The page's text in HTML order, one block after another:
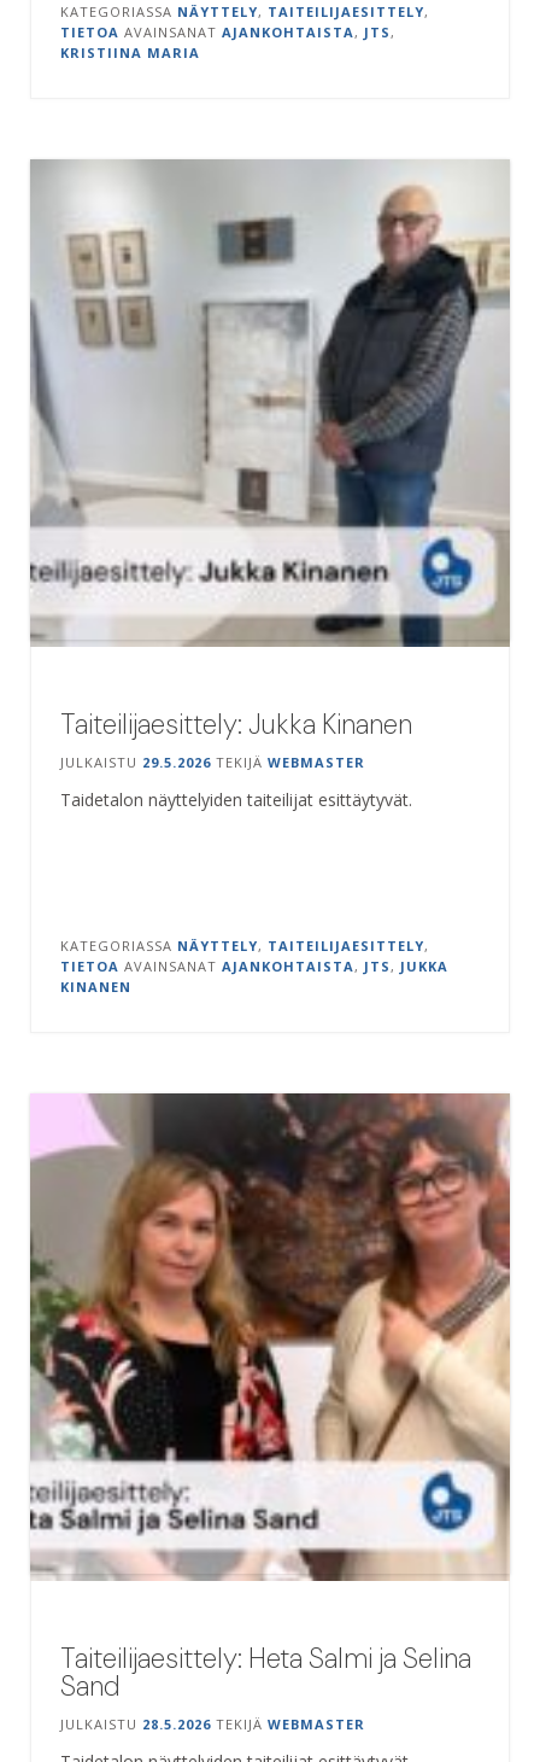
KATEGORIASSA NÄYTTELY, TAITEILIJAESITTELY,
TIETOA AVAINSANAT AJANKOHTAISTA , JTS ,
KRISTIINA MARIA
Taiteilijaesittely: Jukka Kinanen
JULKAISTU 29.5.2026 TEKIJÄ WEBMASTER
Taidetalon näyttelyiden taiteilijat esittäytyvät.
KATEGORIASSA NÄYTTELY, TAITEILIJAESITTELY,
TIETOA AVAINSANAT AJANKOHTAISTA , JTS , JUKKA
KINANEN
Taiteilijaesittely: Heta Salmi ja Selina
Sand
JULKAISTU 28.5.2026 TEKIJÄ WEBMASTER